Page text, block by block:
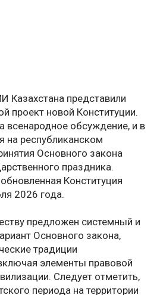
Казахстана представили
проект новой Конституции.
всенародное обсуждение, и в
на республиканском
Основного закона
праздника.
Конституция
2026 года.
предложен системный и
Основного закона,
традиции
элементы правовой
Следует отметить,
периода на территории